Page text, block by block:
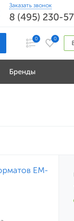
Заказать звонок
8 (495) 230-
0 0
Бренды
EM-